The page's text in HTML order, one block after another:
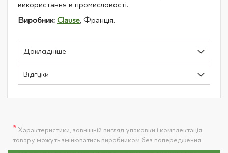
використання в промисловості.
Виробник: Clause, Франція.
Докладніше
Відгуки
* Характеристики, зовнішній вигляд упаковки і комплектація
товару можуть змінюватись виробником без попередження.